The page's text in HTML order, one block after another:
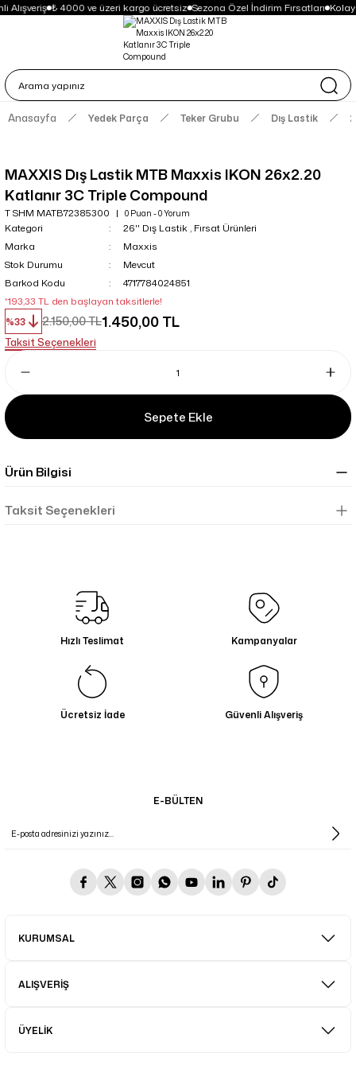
Alışveriş ₺ 4000 ve üzeri kargo ücretsiz Sezona Özel İndirim Fırsatları Kolay
Anasayfa Yedek Parça Teker Grubu Dış Lastik
MAXXIS Dış Lastik MTB Maxxis IKON 26x2.20
Katlanır 3C Triple Compound
T SHM MATB72385300 0 Puan - 0 Yorum
Kategori 26'' Dış Lastik, Fırsat Ürünleri
Marka
Maxxis
Stok Durumu
Mevcut
Barkod Kodu
4717784024851
*193,33 TL den başlayan taksitlerle!
%33
2.150,00 TL1.450,00 TL
Taksit Seçenekleri
Sepete Ekle
Ürün Bilgisi
Taksit Seçenekleri
Hızlı Teslimat Kampanyalar
Ücretsiz İade Güvenli Alışveriş
E-BÜLTEN
KURUMSAL
ALIŞVERİŞ
ÜYELİK